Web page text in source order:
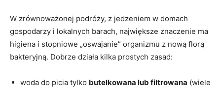
W zrównoważonej podróży, z jedzeniem w domach
gospodarzy i lokalnych barach, największe znaczenie ma
higiena i stopniowe „oswajanie” organizmu z nową florą
bakteryjną. Dobrze działa kilka prostych zasad:
woda do picia tylko butelkowana lub filtrowana (wiele